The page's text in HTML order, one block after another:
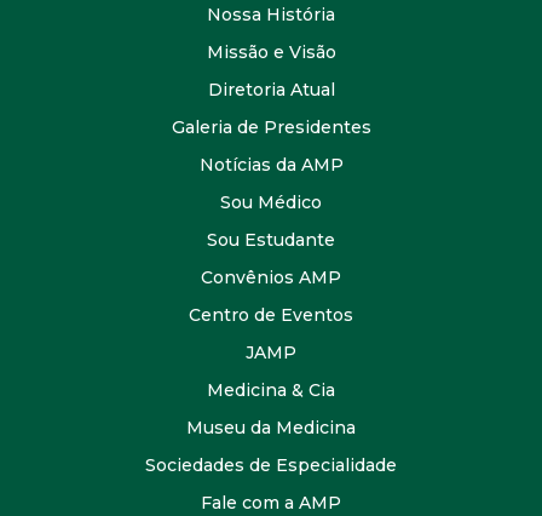
Nossa História
Missão e Visão
Diretoria Atual
Galeria de Presidentes
Notícias da AMP
Sou Médico
Sou Estudante
Convênios AMP
Centro de Eventos
JAMP
Medicina & Cia
Museu da Medicina
Sociedades de Especialidade
Fale com a AMP